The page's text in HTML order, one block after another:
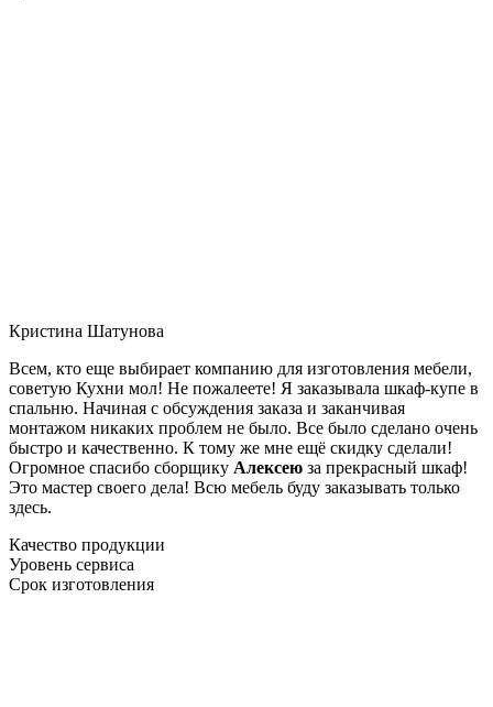
Кристина Шатунова
Всем, кто еще выбирает компанию для изготовления мебели,
советую Кухни мол! Не пожалеете! Я заказывала шкаф-купе в
спальню. Начиная с обсуждения заказа и заканчивая
монтажом никаких проблем не было. Все было сделано очень
быстро и качественно. К тому же мне ещё скидку сделали!
Огромное спасибо сборщику Алексею за прекрасный шкаф!
Это мастер своего дела! Всю мебель буду заказывать только
здесь.
Качество продукции
Уровень сервиса
Срок изготовления